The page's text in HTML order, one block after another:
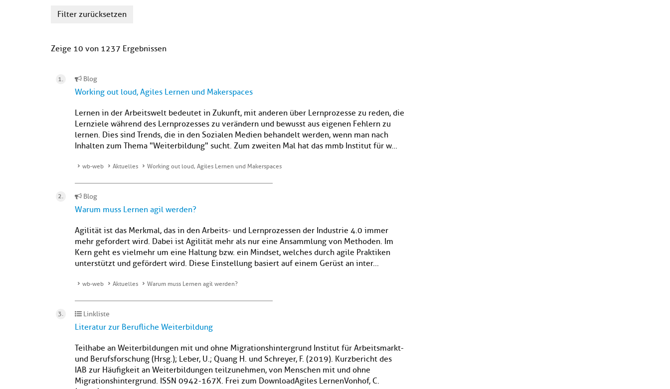
Filter zurücksetzen
Zeige 10 von 1237 Ergebnissen
Blog
Working out loud, Agiles Lernen und Makerspaces
Lernen in der Arbeitswelt bedeutet in Zukunft, mit anderen über Lernprozesse zu reden, die
Lernziele während des Lernprozesses zu verändern und bewusst aus eigenen Fehlern zu
lernen. Dies sind Trends, die in den Sozialen Medien behandelt werden, wenn man nach
Inhalten zum Thema "Weiterbildung" sucht. Zum zweiten Mal hat das mmb Institut für w...
wb-web Aktuelles Working out loud, Agiles Lernen und Makerspaces
Blog
Warum muss Lernen agil werden?
Agilität ist das Merkmal, das in den Arbeits- und Lernprozessen der Industrie 4.0 immer
mehr gefordert wird. Dabei ist Agilität mehr als nur eine Ansammlung von Methoden. Im
Kern geht es vielmehr um eine Haltung bzw. ein Mindset, welches durch agile Praktiken
unterstützt und gefördert wird. Diese Einstellung basiert auf einem Gerüst an inter...
wb-web Aktuelles Warum muss Lernen agil werden?
Linkliste
Literatur zur Berufliche Weiterbildung
Teilhabe an Weiterbildungen mit und ohne Migrationshintergrund Institut für Arbeitsmarkt-
und Berufsforschung (Hrsg.); Leber, U.; Quang H. und Schreyer, F. (2019). Kurzbericht des
IAB zur Häufigkeit an Weiterbildungen teilzunehmen, von Menschen mit und ohne
Migrationshintergrund. ISSN 0942-167X. Frei zum DownloadAgiles Lernen Vonhof, C.